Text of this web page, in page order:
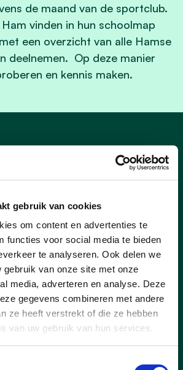
gebruik van cookies
om content en advertenties te
functies voor social media te bieden
te analyseren. Ook delen we
gebruik van onze site met onze
media, adverteren en analyse. Deze
gegevens combineren met andere
ze heeft verstrekt of die ze hebben
van uw gebruik van hun services.
de maand van de sportclub.
vinden in hun schoolmap
een overzicht van alle Hamse
deelnemen. Op deze manier
en kennis maken.